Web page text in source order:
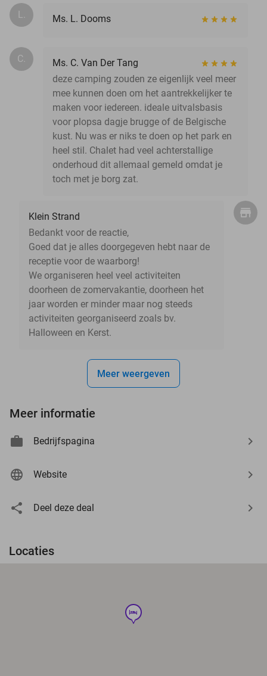
L. Ms. L. Dooms
C.
Ms. C. Van Der Tang
deze camping zouden ze eigenlijk veel meer
mee kunnen doen om het aantrekkelijker te
maken voor iedereen. ideale uitvalsbasis
voor plopsa dagje brugge of de Belgische
kust. Nu was er niks te doen op het park en
heel stil. Chalet had veel achterstallige
onderhoud dit allemaal gemeld omdat je
toch met je borg zat.
Klein Strand
Bedankt voor de reactie,
Goed dat je alles doorgegeven hebt naar de
receptie voor de waarborg!
We organiseren heel veel activiteiten
doorheen de zomervakantie, doorheen het
jaar worden er minder maar nog steeds
activiteiten georganiseerd zoals bv.
Halloween en Kerst.
Meer weergeven
Meer informatie
Bedrijfspagina
Website
Deel deze deal
Locaties
hotel